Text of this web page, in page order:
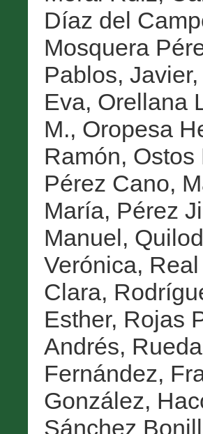
Díaz del
Mosquera
Pablos, Javier,
Eva, Orellana
M., Oropesa
Ramón, Ostos
Pérez Cano,
María, Pérez
Manuel,
Verónica,
Clara,
Esther, Rojas
Andrés,
Fernández,
González,
Sánchez